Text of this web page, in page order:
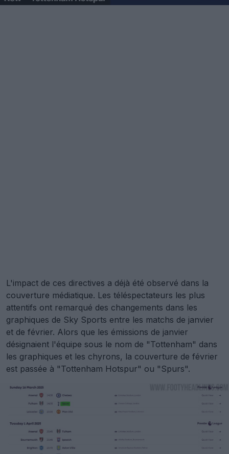
L'impact de ces directives a déjà été observé dans la
couverture médiatique. Les téléspectateurs les plus
attentifs ont remarqué des changements dans les
graphiques de Sky Sports entre les matchs de janvier
et de février. Alors que les émissions de janvier
désignaient l'équipe sous le nom de "Tottenham" dans
les graphiques et les chyrons, la couverture de février
est passée à "Tottenham Hotspur" ou "Spurs".